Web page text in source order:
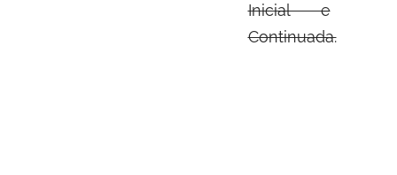
Inicial e
Continuada.